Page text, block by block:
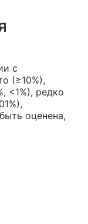
с
(≥10%),
<1%), редко
оценена,